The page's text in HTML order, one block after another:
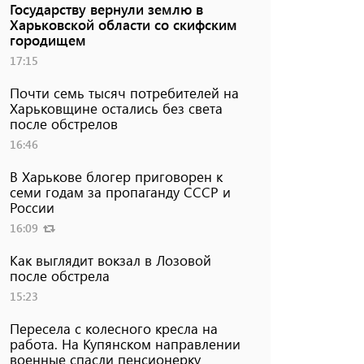
Государству вернули землю в
Харьковской области со скифским
городищем
17:15
Почти семь тысяч потребителей на
Харьковщине остались без света
после обстрелов
16:46
В Харькове блогер приговорен к
семи годам за пропаганду СССР и
России
16:09
Как выглядит вокзал в Лозовой
после обстрела
15:23
Пересела с колесного кресла на
работа. На Купянском направлении
военные спасли пенсионерку